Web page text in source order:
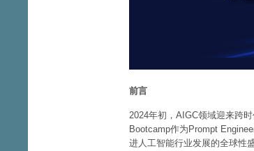
前言
2024年初，AIGC领域迎来跨
Bootcamp作为Prompt
进人工智能行业发展的全球性